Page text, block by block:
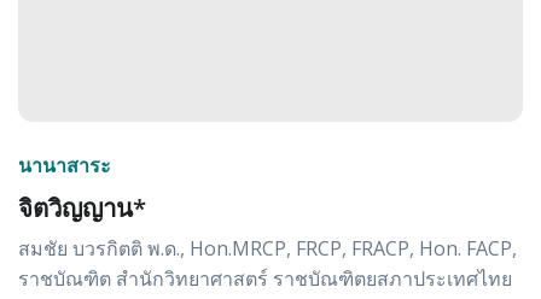
นานาสาระ
จิตวิญญาน*
สมชัย บวรกิตติ พ.ด., Hon.MRCP, FRCP, FRACP, Hon. FACP,
ราชบัณฑิต สำนักวิทยาศาสตร์ ราชบัณฑิตยสภาประเทศไทย